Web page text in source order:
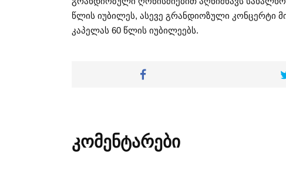
წლის იუბილეს, ასევე გრანდიოზული კონცერტი
კაპელას 60 წლის იუბილეებს.
კომენტარები